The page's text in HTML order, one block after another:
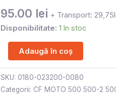
95.00 lei + Transport:
Disponibilitate: 1 în stoc
Adaugă în coș
SKU: 0180-023200-0080
Categorii: CF MOTO 500 500-2